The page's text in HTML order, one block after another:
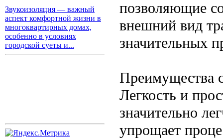
Звукоизоляция — важный
аспект комфортной жизни в
многоквартирных домах,
особенно в условиях
городской суеты и...
позволяющие
внешний вид
значительных
Преимущества
Легкость и
значительно
упрощает